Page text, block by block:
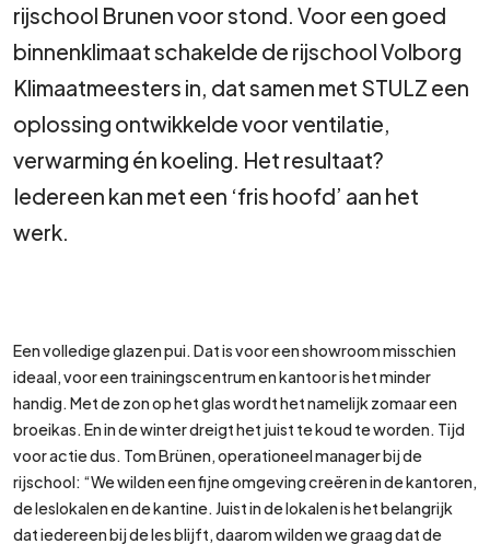
rijschool Brunen voor stond. Voor een goed
binnenklimaat schakelde de rijschool Volborg
Klimaatmeesters in, dat samen met STULZ een
oplossing ontwikkelde voor ventilatie,
verwarming én koeling. Het resultaat?
Iedereen kan met een ‘fris hoofd’ aan het
werk.
Een volledige glazen pui. Dat is voor een showroom misschien
ideaal, voor een trainingscentrum en kantoor is het minder
handig. Met de zon op het glas wordt het namelijk zomaar een
broeikas. En in de winter dreigt het juist te koud te worden. Tijd
voor actie dus. Tom Brünen, operationeel manager bij de
rijschool: “We wilden een fijne omgeving creëren in de kantoren,
de leslokalen en de kantine. Juist in de lokalen is het belangrijk
dat iedereen bij de les blijft, daarom wilden we graag dat de